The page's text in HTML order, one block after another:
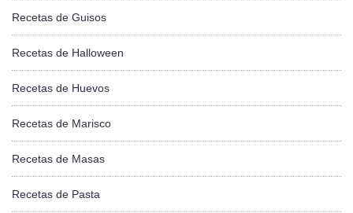
Recetas de Guisos
Recetas de Halloween
Recetas de Huevos
Recetas de Marisco
Recetas de Masas
Recetas de Pasta